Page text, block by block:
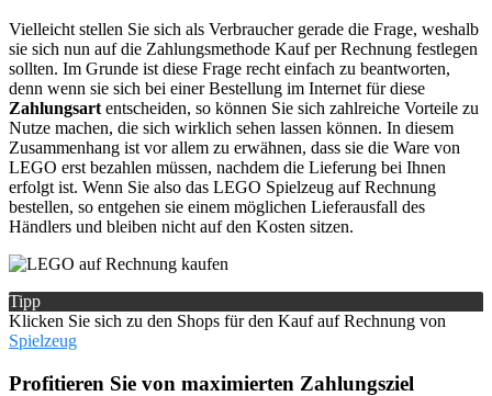
Vielleicht stellen Sie sich als Verbraucher gerade die Frage, weshalb
sie sich nun auf die Zahlungsmethode Kauf per Rechnung festlegen
sollten. Im Grunde ist diese Frage recht einfach zu beantworten,
denn wenn sie sich bei einer Bestellung im Internet für diese
Zahlungsart entscheiden, so können Sie sich zahlreiche Vorteile zu
Nutze machen, die sich wirklich sehen lassen können. In diesem
Zusammenhang ist vor allem zu erwähnen, dass sie die Ware von
LEGO erst bezahlen müssen, nachdem die Lieferung bei Ihnen
erfolgt ist. Wenn Sie also das LEGO Spielzeug auf Rechnung
bestellen, so entgehen sie einem möglichen Lieferausfall des
Händlers und bleiben nicht auf den Kosten sitzen.
Tipp
Klicken Sie sich zu den Shops für den Kauf auf Rechnung von
Spielzeug
Profitieren Sie von maximierten Zahlungsziel